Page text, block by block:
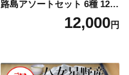
路島アソートセット 6種 120
袋 飲み比べ コーヒー
12,000円